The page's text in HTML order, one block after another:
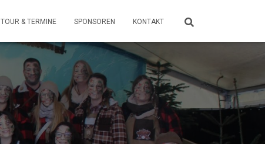
TOUR & TERMINE SPONSOREN KONTAKT